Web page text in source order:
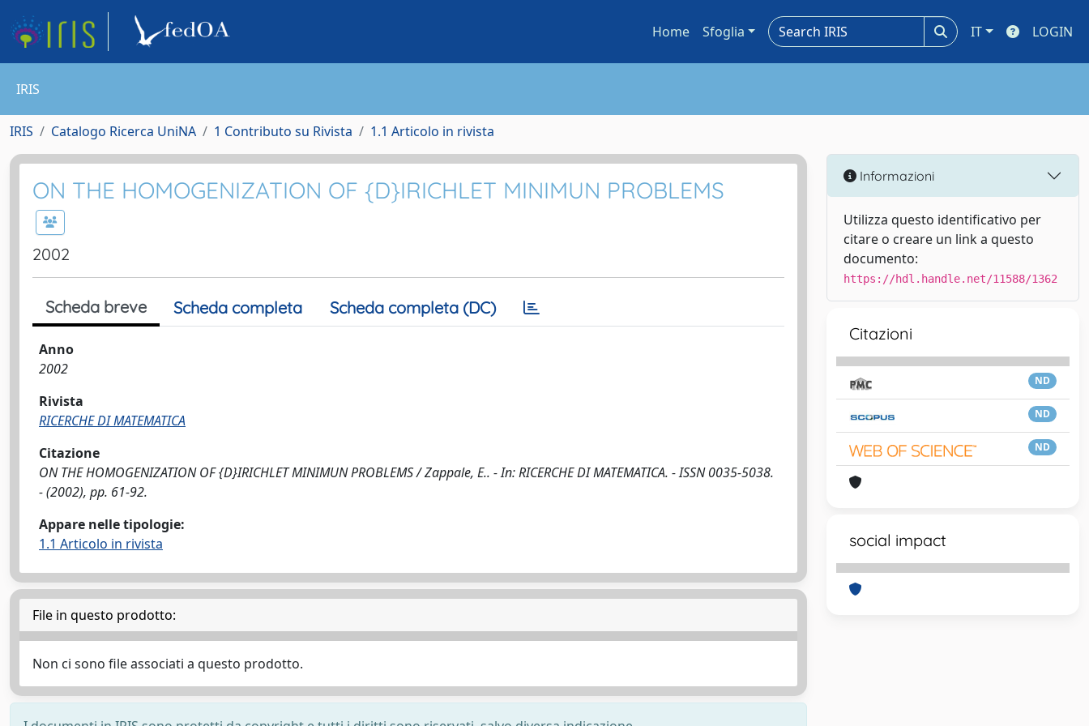
Home Sfoglia IT LOGIN
IRIS
IRIS Catalogo Ricerca UniNA 1 Contributo su Rivista 1.1 Articolo in rivista
ON THE HOMOGENIZATION OF {D}IRICHLET MINIMUN PROBLEMS
2002
Scheda breve Scheda completa Scheda completa (DC)
Anno
2002
Rivista
RICERCHE DI MATEMATICA
Citazione
ON THE HOMOGENIZATION OF {D}IRICHLET MINIMUN PROBLEMS / Zappale, E.. - In: RICERCHE DI MATEMATICA. - ISSN 0035-5038.
- (2002), pp. 61-92.
Appare nelle tipologie:
1.1 Articolo in rivista
File in questo prodotto:
Non ci sono file associati a questo prodotto.
Informazioni
Utilizza questo identificativo per
citare o creare un link a questo
documento:
https://hdl.handle.net/11588/1362
Citazioni
ND
ND
ND
social impact